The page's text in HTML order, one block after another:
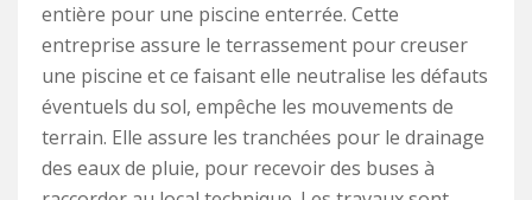
entière pour une piscine enterrée. Cette
entreprise assure le terrassement pour creuser
une piscine et ce faisant elle neutralise les défauts
éventuels du sol, empêche les mouvements de
terrain. Elle assure les tranchées pour le drainage
des eaux de pluie, pour recevoir des buses à